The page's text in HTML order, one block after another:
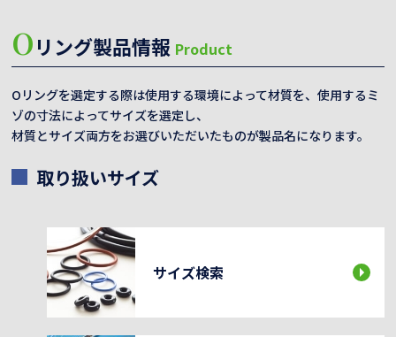
Oリング製品情報 Product
Oリングを選定する際は使用する環境によって材質を、使用するミ
ゾの寸法によってサイズを選定し、
材質とサイズ両方をお選びいただいたものが製品名になります。
取り扱いサイズ
サイズ検索